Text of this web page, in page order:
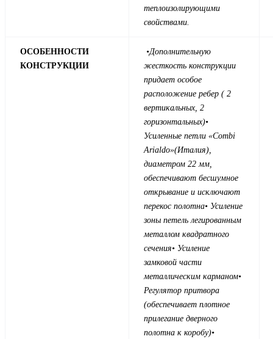
теплоизолирующими
свойствами.
ОСОБЕННОСТИ
КОНСТРУКЦИИ
•Дополнительную
жесткость конструкции
придает особое
расположение ребер ( 2
вертикальных, 2
горизонтальных)•
Усиленные петли «Combi
Arialdo»(Италия),
диаметром 22 мм,
обеспечивают бесшумное
открывание и исключают
перекос полотна• Усиление
зоны петель легированным
металлом квадратного
сечения• Усиление
замковой части
металлическим карманом•
Регулятор притвора
(обеспечивает плотное
прилегание дверного
полотна к коробу)•